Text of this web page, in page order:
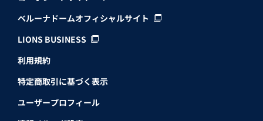
ベルーナドームオフィシャルサイト
LIONS BUSINESS
利用規約
特定商取引に基づく表示
ユーザープロフィール